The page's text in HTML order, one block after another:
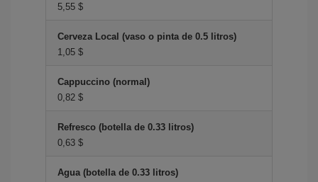
5,55 $
Cerveza Local (vaso o pinta de 0.5 litros)
1,05 $
Cappuccino (normal)
0,82 $
Refresco (botella de 0.33 litros)
0,63 $
Agua (botella de 0.33 litros)